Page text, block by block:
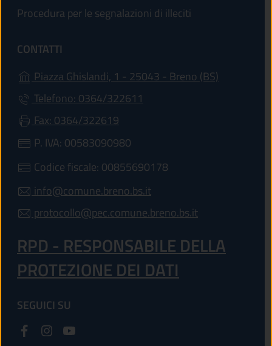
Procedura per le segnalazioni di illeciti
CONTATTI
Piazza Ghislandi, 1 - 25043 - Breno (BS)
Telefono: 0364/322611
Fax: 0364/322619
P. IVA: 00583090980
Codice fiscale: 00855690178
info@comune.breno.bs.it
protocollo@pec.comune.breno.bs.it
RPD - RESPONSABILE DELLA
PROTEZIONE DEI DATI
SEGUICI SU